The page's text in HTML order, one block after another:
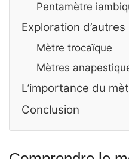
Pentamètre
Exploration
Mètre trocaïque
Mètres
L’importance du
Conclusion